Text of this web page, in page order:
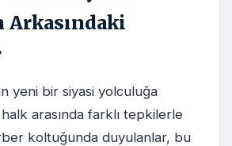
Arkasındaki
yeni bir siyasi yolculuğa
halk arasında farklı tepkilerle
koltuğunda duyulanlar, bu